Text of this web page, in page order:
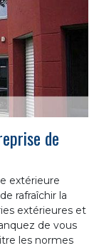
de
extérieure
rafraîchir la
extérieures et
de vous
les normes